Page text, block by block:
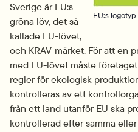
EU:s
Sverige är EU:s
gröna löv, det så
kallade EU-lövet,
och KRAV-märket. För att en
med EU-lövet måste
regler för ekologisk
kontrolleras av ett
från ett land utanför EU ska
kontrollerad efter samma